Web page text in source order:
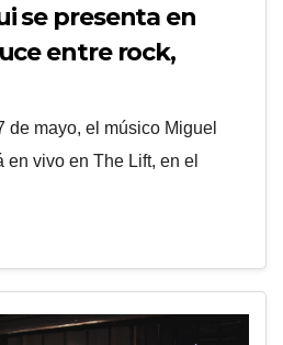
se presenta en
entre rock,
personal
de mayo, el músico Miguel
vivo en The Lift, en el